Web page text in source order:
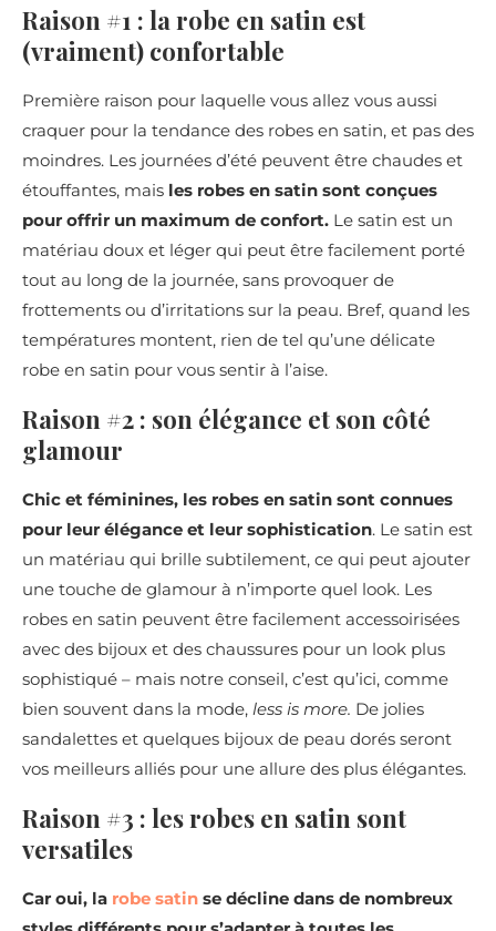
Raison #1 : la robe en satin est
(vraiment) confortable
Première raison pour laquelle vous allez vous aussi
craquer pour la tendance des robes en satin, et pas des
moindres. Les journées d’été peuvent être chaudes et
étouffantes, mais les robes en satin sont conçues
pour offrir un maximum de confort. Le satin est un
matériau doux et léger qui peut être facilement porté
tout au long de la journée, sans provoquer de
frottements ou d’irritations sur la peau. Bref, quand les
températures montent, rien de tel qu’une délicate
robe en satin pour vous sentir à l’aise.
Raison #2 : son élégance et son côté
glamour
Chic et féminines, les robes en satin sont connues
pour leur élégance et leur sophistication. Le satin est
un matériau qui brille subtilement, ce qui peut ajouter
une touche de glamour à n’importe quel look. Les
robes en satin peuvent être facilement accessoirisées
avec des bijoux et des chaussures pour un look plus
sophistiqué – mais notre conseil, c’est qu’ici, comme
bien souvent dans la mode, less is more. De jolies
sandalettes et quelques bijoux de peau dorés seront
vos meilleurs alliés pour une allure des plus élégantes.
Raison #3 : les robes en satin sont
versatiles
Car oui, la robe satin se décline dans de nombreux